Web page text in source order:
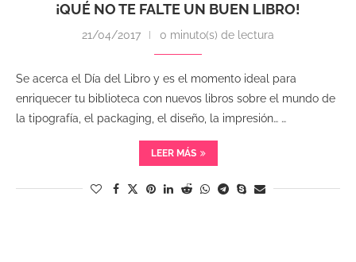
¡QUÉ NO TE FALTE UN BUEN LIBRO!
21/04/2017 0 minuto(s) de lectura
Se acerca el Día del Libro y es el momento ideal para
enriquecer tu biblioteca con nuevos libros sobre el mundo de
la tipografía, el packaging, el diseño, la impresión… …
LEER MÁS